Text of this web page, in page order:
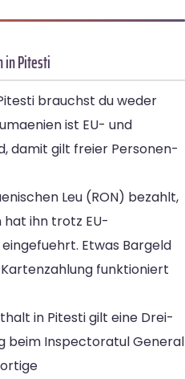
in Pitesti
brauchst du weder
ist EU- und
damit gilt freier Personen-
Leu (RON) bezahlt,
ihn trotz EU-
Etwas Bargeld
funktioniert
in Pitesti gilt eine Drei-
beim Inspectoratul General